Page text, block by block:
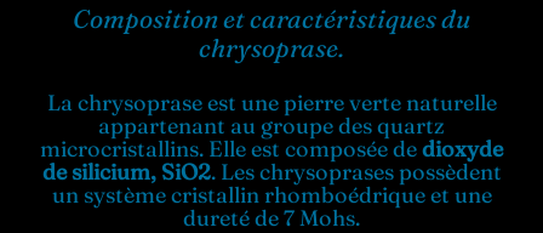
Bijoux pierres & argent 925
Minéraux utiles & décoration
Boutique en ligne
Composition et caractéristiques du
chrysoprase.
La chrysoprase est une pierre verte naturelle
appartenant au groupe des quartz
microcristallins. Elle est composée dedioxyde
de silicium, SiO2. Les chrysoprases possèdent
un système cristallin rhomboédrique et une
dureté de 7 Mohs.